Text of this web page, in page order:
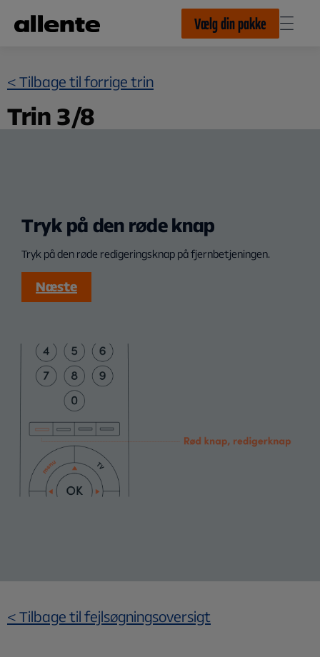
Vælg din pakke
< Tilbage til forrige trin
Trin 3/8
Tryk på den røde knap
Tryk på den røde redigeringsknap på fjernbetjeningen.
Næste
< Tilbage til fejlsøgningsoversigt